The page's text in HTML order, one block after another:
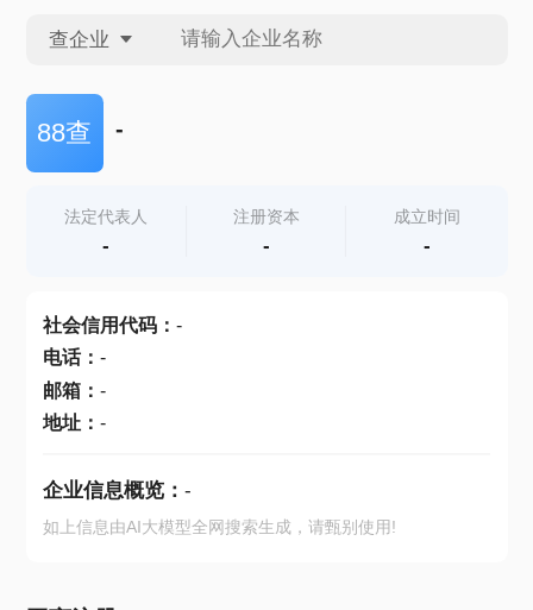
查企业
查企业
查产地
88查 -
法定代表人
-
注册资本
-
成立时间
-
社会信用代码： -
电话： -
邮箱： -
地址： -
企业信息概览： -
如上信息由AI大模型全网搜索生成，请甄别使用!